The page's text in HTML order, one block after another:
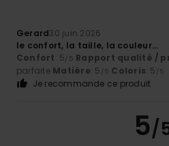
Gerard30 juin 2026
le confort, la taille, la couleur...
Confort: 5/5 Rapport qualité /
parfaite Matière: 5 /5 Coloris: 5 /5
Je recommande ce produit
5/